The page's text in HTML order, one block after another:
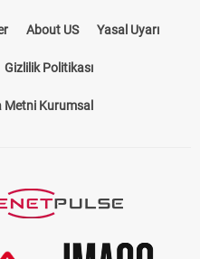
Gizlilik Politikası
Metni Kurumsal